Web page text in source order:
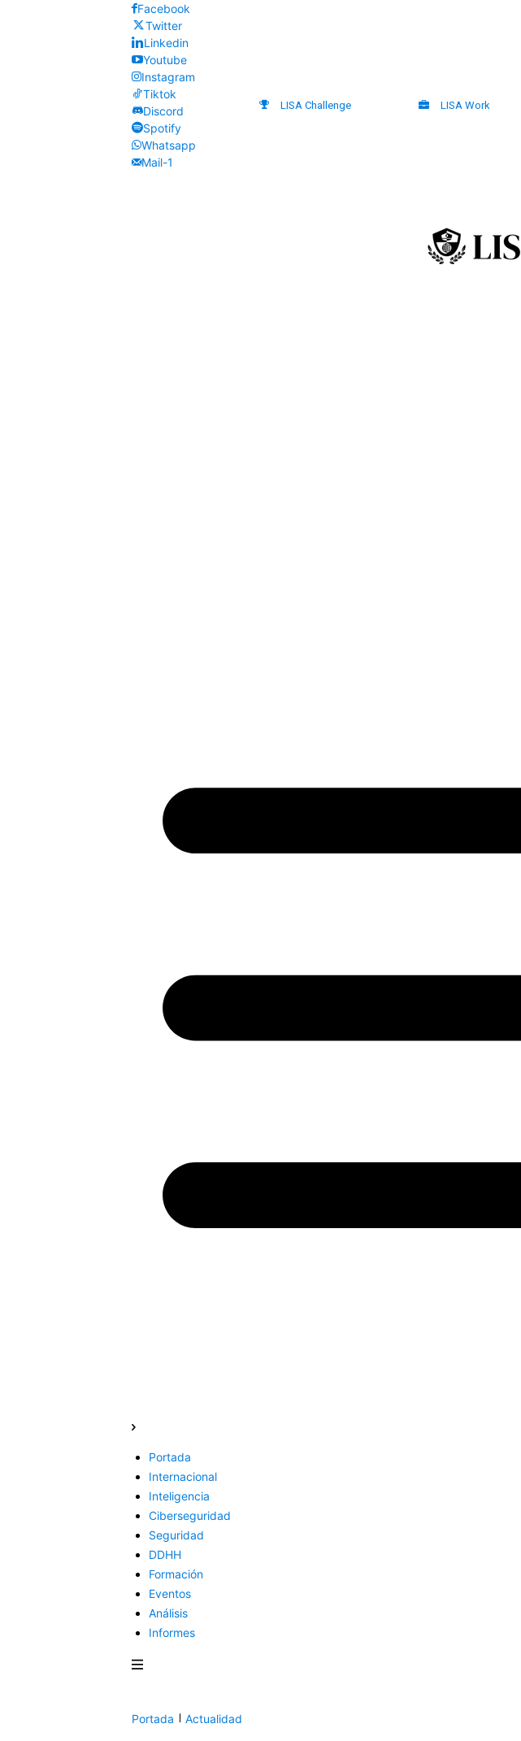
LISA Work
LISA Challenge
Facebook
Twitter
Linkedin
Youtube
Instagram
Tiktok
Discord
Spotify
Whatsapp
Mail-1
Portada
Internacional
Inteligencia
Ciberseguridad
Seguridad
DDHH
Formación
Eventos
Análisis
Informes
Portada Actualidad